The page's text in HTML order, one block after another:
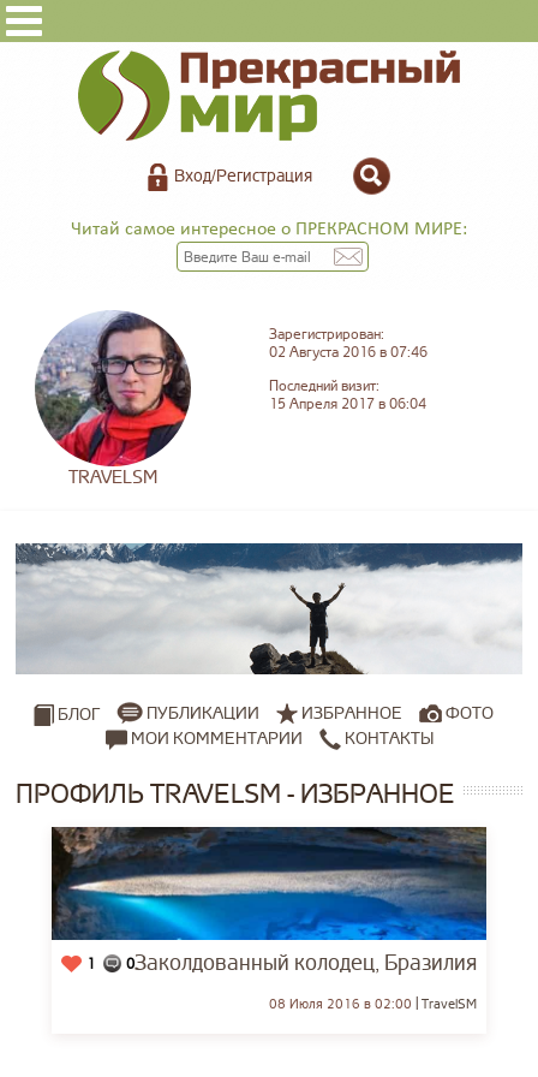
Вход/Регистрация
Читай самое интересное о ПРЕКРАСНОМ МИРЕ:
TRAVELSM
Зарегистрирован:
02 Августа 2016 в 07:46
Последний визит:
15 Апреля 2017 в 06:04
БЛОГ ПУБЛИКАЦИИ ИЗБРАННОЕ
ФОТО
МОИ КОММЕНТАРИИ
КОНТАКТЫ
ПРОФИЛЬ TRAVELSM - ИЗБРАННОЕ
0
1 Заколдованный колодец, Бразилия
TravelSM
08 Июля 2016 в 02:00